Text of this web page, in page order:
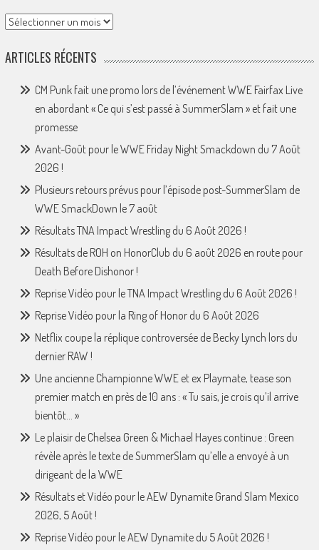
Archives
ARTICLES RÉCENTS
CM Punk fait une promo lors de l’événement WWE Fairfax Live
en abordant « Ce qui s’est passé à SummerSlam » et fait une
promesse
Avant-Goût pour le WWE Friday Night Smackdown du 7 Août
2026 !
Plusieurs retours prévus pour l’épisode post-SummerSlam de
WWE SmackDown le 7 août
Résultats TNA Impact Wrestling du 6 Août 2026 !
Résultats de ROH on HonorClub du 6 août 2026 en route pour
Death Before Dishonor !
Reprise Vidéo pour le TNA Impact Wrestling du 6 Août 2026 !
Reprise Vidéo pour la Ring of Honor du 6 Août 2026
Netflix coupe la réplique controversée de Becky Lynch lors du
dernier RAW !
Une ancienne Championne WWE et ex Playmate, tease son
premier match en près de 10 ans : « Tu sais, je crois qu’il arrive
bientôt… »
Le plaisir de Chelsea Green & Michael Hayes continue : Green
révèle après le texte de SummerSlam qu’elle a envoyé à un
dirigeant de la WWE
Résultats et Vidéo pour le AEW Dynamite Grand Slam Mexico
2026, 5 Août !
Reprise Vidéo pour le AEW Dynamite du 5 Août 2026 !